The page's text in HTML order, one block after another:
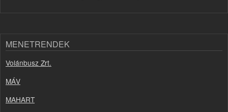
MENETRENDEK
Volánbusz Zrt.
MÁV
MAHART